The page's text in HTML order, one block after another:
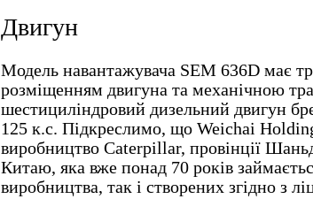
Двигун
Модель навантажувача SEM 636D має
розміщенням двигуна та механічною
шестициліндровий дизельний двигун
125 к.с. Підкреслимо, що Weichai
виробництво Caterpillar, провінції
Китаю, яка вже понад 70 років
виробництва, так і створених згідно з